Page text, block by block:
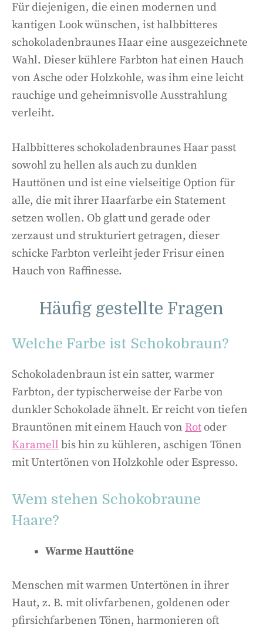
Für diejenigen, die einen modernen und
kantigen Look wünschen, ist halbbitteres
schokoladenbraunes Haar eine ausgezeichnete
Wahl. Dieser kühlere Farbton hat einen Hauch
von Asche oder Holzkohle, was ihm eine leicht
rauchige und geheimnisvolle Ausstrahlung
verleiht.
Halbbitteres schokoladenbraunes Haar passt
sowohl zu hellen als auch zu dunklen
Hauttönen und ist eine vielseitige Option für
alle, die mit ihrer Haarfarbe ein Statement
setzen wollen. Ob glatt und gerade oder
zerzaust und strukturiert getragen, dieser
schicke Farbton verleiht jeder Frisur einen
Hauch von Raffinesse.
Häufig gestellte Fragen
Welche Farbe ist Schokobraun?
Schokoladenbraun ist ein satter, warmer
Farbton, der typischerweise der Farbe von
dunkler Schokolade ähnelt. Er reicht von tiefen
Brauntönen mit einem Hauch von Rot oder
Karamell bis hin zu kühleren, aschigen Tönen
mit Untertönen von Holzkohle oder Espresso.
Wem stehen Schokobraune
Haare?
Warme Hauttöne
Menschen mit warmen Untertönen in ihrer
Haut, z. B. mit olivfarbenen, goldenen oder
pfirsichfarbenen Tönen, harmonieren oft